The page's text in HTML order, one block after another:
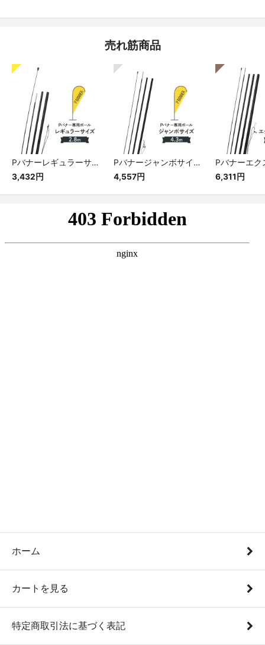
売れ筋商品
Pバナーレギュラーサイズ専用ポール
3,432円
Pバナージャンボサイズ専用ポール
4,557円
6,311円
ホーム
カートを見る
特定商取引法に基づく表記